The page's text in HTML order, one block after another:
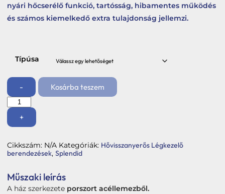
Webshop
Belépés / Regisztráció
Kosár
nyári hőcserélő funkció, tartósság, hibamentes működés
és számos kiemelkedő extra tulajdonság jellemzi.
Típúsa
-
TQD
Ventilus
mennyiség
+
Kosárba teszem
Cikkszám: N/A Kategóriák: Hővisszanyerős Légkezelő
berendezések, Splendid
Műszaki leírás
A ház szerkezete porszort acéllemezből.